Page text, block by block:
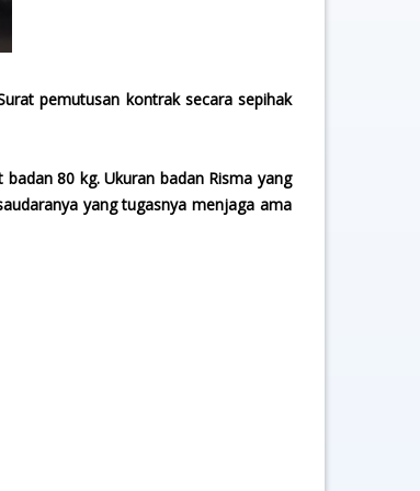
pemutusan kontrak secara sepihak
80 kg. Ukuran badan Risma yang
yang tugasnya menjaga ama